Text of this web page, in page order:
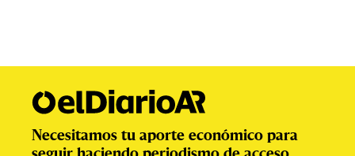
Necesitamos tu aporte económico para